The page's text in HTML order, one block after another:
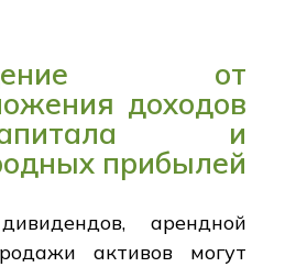
от
доходов
и
прибылей
арендной
активов могут